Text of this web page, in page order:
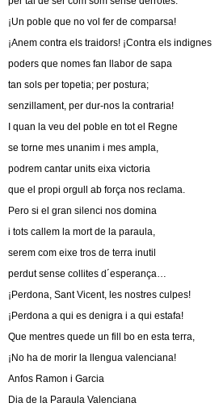
¡Un poble que no vol fer de comparsa!
¡Anem contra els traidors! ¡Contra els indignes
poders que nomes fan llabor de sapa
tan sols per topetia; per postura;
senzillament, per dur-nos la contraria!
I quan la veu del poble en tot el Regne
se torne mes unanim i mes ampla,
podrem cantar units eixa victoria
que el propi orgull ab força nos reclama.
Pero si el gran silenci nos domina
i tots callem la mort de la paraula,
serem com eixe tros de terra inutil
perdut sense collites d´esperança…
¡Perdona, Sant Vicent, les nostres culpes!
¡Perdona a qui es denigra i a qui estafa!
Que mentres quede un fill bo en esta terra,
¡No ha de morir la llengua valenciana!
Anfos Ramon i Garcia
Dia de la Paraula Valenciana